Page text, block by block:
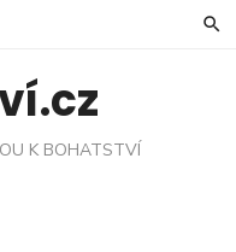
K BOHATSTVÍ